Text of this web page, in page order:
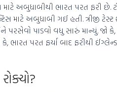
માટે અબુધાબીથી ભારત પરત ફરી છે.
માટે અબુધાબી ગઈ હતી. ત્રીજી
પાડવો વધુ સારું માન્યું. જો કે,
કે, ભારત પરત ફર્યા બાદ ફરીથી